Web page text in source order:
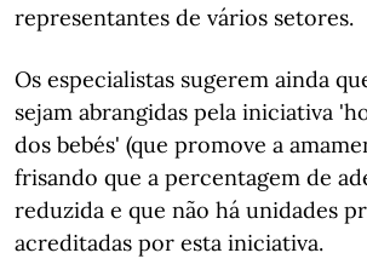
representantes de vários setores.
Os especialistas sugerem ainda
sejam abrangidas pela iniciativa
dos bebés' (que promove a
frisando que a percentagem de
reduzida e que não há unidades
acreditadas por esta iniciativa.